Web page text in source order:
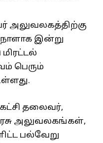
அலுவலகத்திற்கு
இன்று
மிரட்டல்
பெரும்
தலைவர்,
அலுவலகங்கள்,
பல்வேறு